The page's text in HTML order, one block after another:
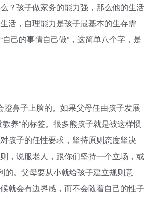
？孩子做家务的能力强，那么他的生活
活，自理能力是孩子最基本的生存需
己的事情自己做”，这简单八个字，是
鼻子上脸的。如果父母任由孩子发展
养“的标签。很多熊孩子就是被这样惯
孩子的任性要求，坚持原则态度坚决
，说服老人，跟你们坚持一个立场，或
的。父母要从小就给孩子建立规则意
就会有边界感，而不会随着自己的性子